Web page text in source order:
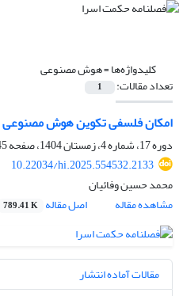
کلیدواژه‌ها =هوش مصنوعی
تعداد مقالات: 1
امکان فلسفی تکوین هوش مصنوعی
دوره 17، شماره 4، زمستان 1404، صفحه
10.22034/hi.2025.554532.2133
محمد حسین وفائیان
مشاهده مقاله
اصل مقاله 789.41 K
مقالات آماده انتشار